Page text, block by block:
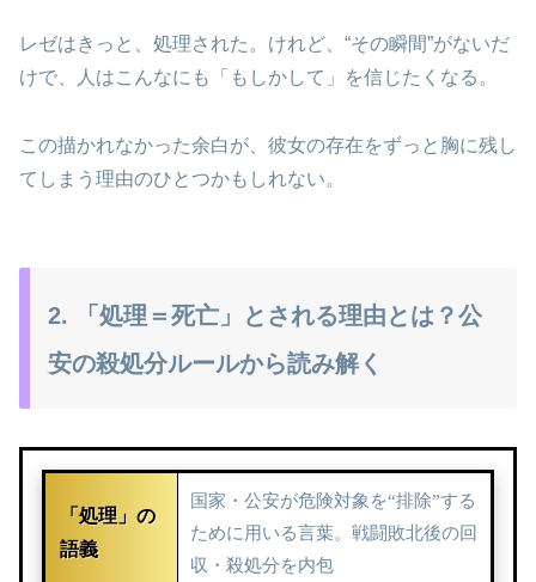
レゼはきっと、処理された。けれど、“その瞬間”がないだ
けで、人はこんなにも「もしかして」を信じたくなる。
この描かれなかった余白が、彼女の存在をずっと胸に残し
てしまう理由のひとつかもしれない。
2. 「処理＝死亡」とされる理由とは？公
安の殺処分ルールから読み解く
「処理」の
語義
国家・公安が危険対象を“排除”する
ために用いる言葉。戦闘敗北後の回
収・殺処分を内包